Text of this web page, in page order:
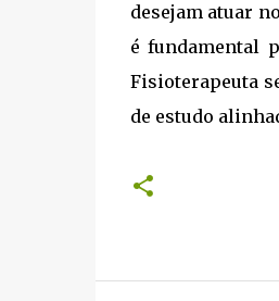
desejam atuar
é fundamental
Fisioterapeuta
de estudo